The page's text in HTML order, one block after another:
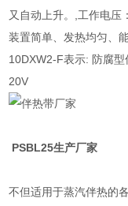
又自动上升。,工作电压
装置简单、发热均匀、
10DXW2-F表示: 防腐
20V
PSBL25生产厂家
不但适用于蒸汽伴热的